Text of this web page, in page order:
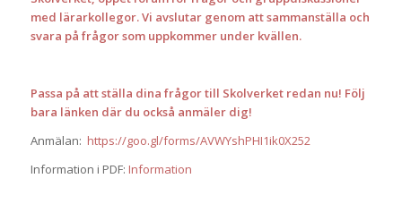
med lärarkollegor. Vi avslutar genom att sammanställa och
svara på frågor som uppkommer under kvällen.
Passa på att ställa dina frågor till Skolverket redan nu! Följ
bara länken där du också anmäler dig!
Anmälan: https://goo.gl/forms/AVWYshPHI1ik0X252
Information i PDF: Information